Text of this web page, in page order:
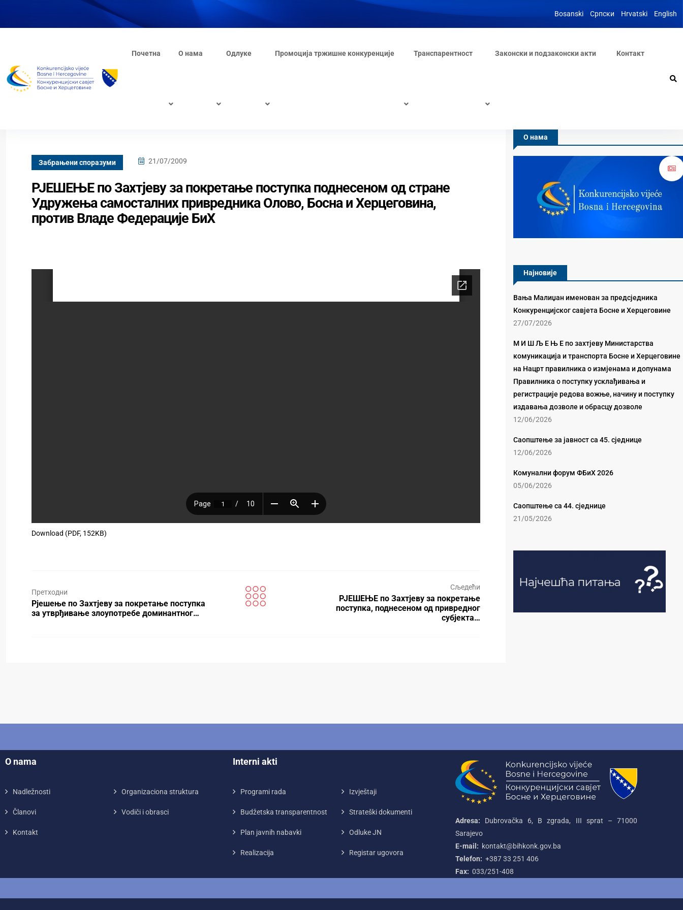
Bosanski Српски Hrvatski English
Почетна О нама Одлуке Промоција тржишне конкуренције Транспарентност Законски и подзаконски акти Контакт
Забрањени споразуми 21/07/2009
РЈЕШЕЊЕ по Захтјеву за покретање поступка поднесеном од стране
Удружења самосталних привредника Олово, Босна и Херцеговина,
против Владе Федерације БиХ
Download (PDF, 152KB)
Претходни
Рјешење по Захтјеву за покретање поступка
за утврђивање злоупотребе доминантног…
Сљедећи
РЈЕШЕЊЕ по Захтјеву за покретање
поступка, поднесеном од привредног
субјекта…
О нама
Најновије
Вања Малиџан именован за предсједника
Конкуренцијског савјета Босне и Херцеговине
27/07/2026
М И Ш Љ Е Њ Е по захтјеву Министарства
комуникација и транспорта Босне и Херцеговине
на Нацрт правилника о измјенама и допунама
Правилника о поступку усклађивања и
регистрације редова вожње, начину и поступку
издавања дозволе и обрасцу дозволе
12/06/2026
Саопштење за јавност са 45. сједнице
12/06/2026
Комунални форум ФБиХ 2026
05/06/2026
Саопштење са 44. сједнице
21/05/2026
O nama
Nadležnosti Organizaciona struktura
Članovi Vodiči i obrasci
Kontakt
Interni akti
Programi rada Izvještaji
Budžetska transparentnost Strateški dokumenti
Plan javnih nabavki Odluke JN
Realizacija Registar ugovora
Adresa: Dubrovačka 6, B zgrada, III sprat – 71000‌
Sarajevo
E-mail: kontakt@bihkonk.gov.ba
Telefon: +387‌ 33‌ 251‌ 406
Fax: 033/251-408